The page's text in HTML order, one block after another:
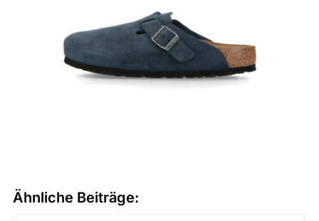
Ähnliche Beiträge: